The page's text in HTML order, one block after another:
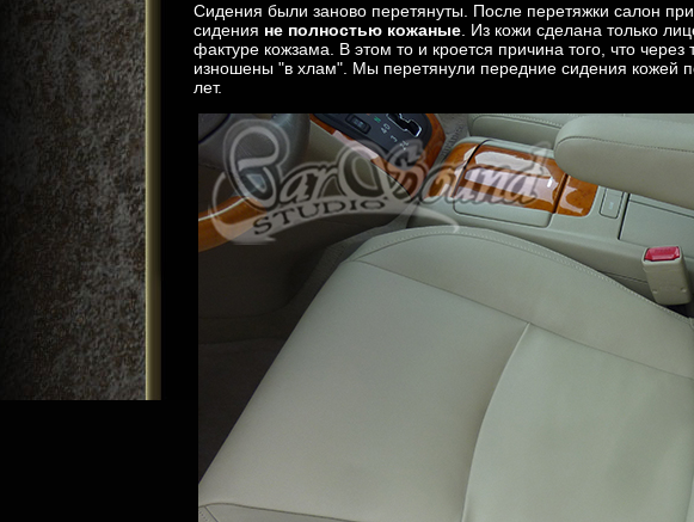
Сидения были заново перетянуты. После перетяжки салон
сидения не полностью кожаные . Из кожи сделана только
фактуре кожзама. В этом то и кроется причина того, что
изношены "в хлам". Мы перетянули передние сидения кожей
лет.